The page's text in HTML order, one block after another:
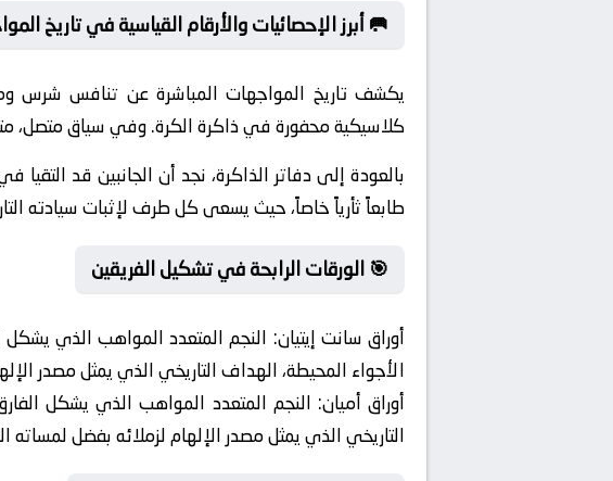
🥅 أبرز الإحصائيات والأرقام القياسية في تاريخ
يكشف تاريخ المواجهات المباشرة عن تنافس شرس
كلاسيكية محفورة في ذاكرة الكرة. وفي سياق متصل،
بالعودة إلى دفاتر الذاكرة، نجد أن الجانبين قد
طابعاً ثأرياً خاصاً، حيث يسعى كل طرف لإثبات سيادته
🎯 الورقات الرابحة في تشكيل الفريقين
أوراق سانت إيتيان: النجم المتعدد المواهب الذي يشكل
الأجواء المحيطة، الهداف التاريخي الذي يمثل مصدر
أوراق أميان: النجم المتعدد المواهب الذي يشكل
التاريخي الذي يمثل مصدر الإلهام لزملائه بفضل لمساته